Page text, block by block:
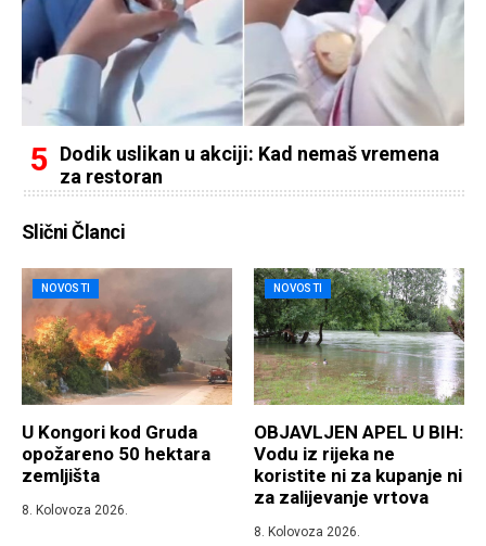
Dodik uslikan u akciji: Kad nemaš vremena
za restoran
Slični Članci
NOVOSTI
U Kongori kod Gruda
opožareno 50 hektara
zemljišta
8. Kolovoza 2026.
NOVOSTI
OBJAVLJEN APEL U BIH:
Vodu iz rijeka ne
koristite ni za kupanje ni
za zalijevanje vrtova
8. Kolovoza 2026.